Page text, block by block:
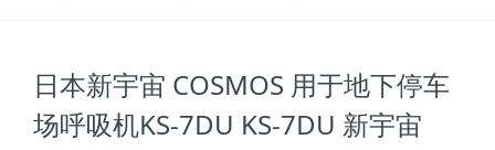
日本新宇宙 COSMOS 用于地下停车
场呼吸机KS-7DU KS-7DU 新宇宙